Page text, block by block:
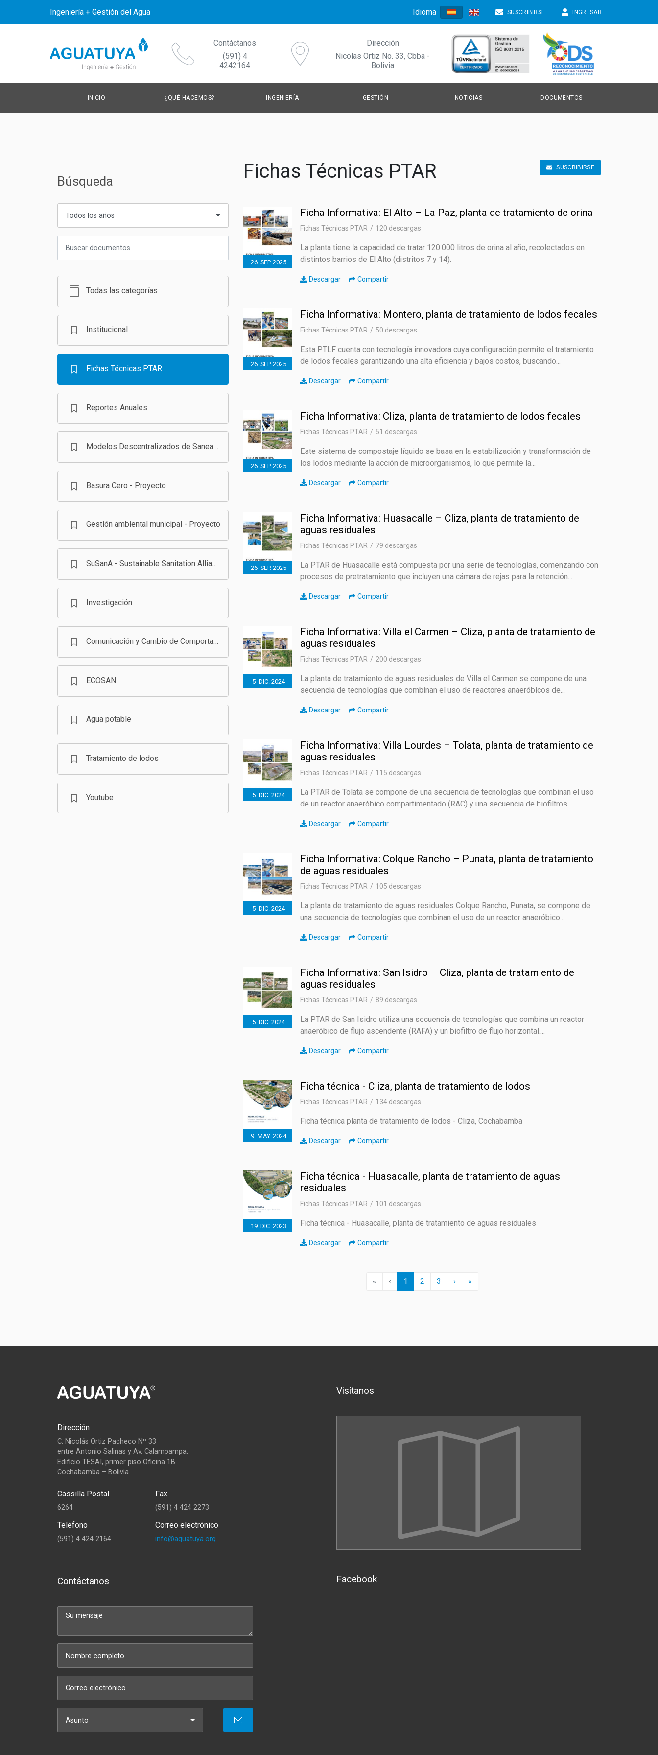
Ingeniería + Gestión del Agua Idioma SUSCRIBIRSE INGRESAR
Contáctanos
(591) 4
4242164
Dirección
Nicolas Ortiz No. 33, Cbba -
Bolivia
INICIO ¿QUÉ HACEMOS? INGENIERÍA
GESTIÓN DE RESIDUOS SÓLIDOS
ECO SAN
GESTIÓN NOTICIAS DOCUMENTOS
Búsqueda
Todos los años
Todas las categorías
Institucional
Fichas Técnicas PTAR
Reportes Anuales
Modelos Descentralizados de Saneamiento en Bolivia - Programa
Basura Cero - Proyecto
Gestión ambiental municipal - Proyecto
SuSanA - Sustainable Sanitation Alliance
Investigación
Comunicación y Cambio de Comportamiento
ECOSAN
Agua potable
Tratamiento de lodos
Youtube
Fichas Técnicas PTAR SUSCRIBIRSE
26 SEP. 2025
Ficha Informativa: El Alto – La Paz, planta de tratamiento de orina
Fichas Técnicas PTAR 120 descargas
La planta tiene la capacidad de tratar 120.000 litros de orina al año, recolectados en
distintos barrios de El Alto (distritos 7 y 14).
Descargar Compartir
26 SEP. 2025
Ficha Informativa: Montero, planta de tratamiento de lodos fecales
Fichas Técnicas PTAR 50 descargas
Esta PTLF cuenta con tecnología innovadora cuya configuración permite el tratamiento
de lodos fecales garantizando una alta eficiencia y bajos costos, buscando...
Descargar Compartir
26 SEP. 2025
Ficha Informativa: Cliza, planta de tratamiento de lodos fecales
Fichas Técnicas PTAR 51 descargas
Este sistema de compostaje líquido se basa en la estabilización y transformación de
los lodos mediante la acción de microorganismos, lo que permite la...
Descargar Compartir
26 SEP. 2025
Ficha Informativa: Huasacalle – Cliza, planta de tratamiento de
aguas residuales
Fichas Técnicas PTAR 79 descargas
La PTAR de Huasacalle está compuesta por una serie de tecnologías, comenzando con
procesos de pretratamiento que incluyen una cámara de rejas para la retención...
Descargar Compartir
5 DIC. 2024
Ficha Informativa: Villa el Carmen – Cliza, planta de tratamiento de
aguas residuales
Fichas Técnicas PTAR 200 descargas
La planta de tratamiento de aguas residuales de Villa el Carmen se compone de una
secuencia de tecnologías que combinan el uso de reactores anaeróbicos de...
Descargar Compartir
5 DIC. 2024
Ficha Informativa: Villa Lourdes – Tolata, planta de tratamiento de
aguas residuales
Fichas Técnicas PTAR 115 descargas
La PTAR de Tolata se compone de una secuencia de tecnologías que combinan el uso
de un reactor anaeróbico compartimentado (RAC) y una secuencia de biofiltros...
Descargar Compartir
5 DIC. 2024
Ficha Informativa: Colque Rancho – Punata, planta de tratamiento
de aguas residuales
Fichas Técnicas PTAR 105 descargas
La planta de tratamiento de aguas residuales Colque Rancho, Punata, se compone de
una secuencia de tecnologías que combinan el uso de un reactor anaeróbico...
Descargar Compartir
5 DIC. 2024
Ficha Informativa: San Isidro – Cliza, planta de tratamiento de
aguas residuales
Fichas Técnicas PTAR 89 descargas
La PTAR de San Isidro utiliza una secuencia de tecnologías que combina un reactor
anaeróbico de flujo ascendente (RAFA) y un biofiltro de flujo horizontal....
Descargar Compartir
9 MAY. 2024
Ficha técnica - Cliza, planta de tratamiento de lodos
Fichas Técnicas PTAR 134 descargas
Ficha técnica planta de tratamiento de lodos - Cliza, Cochabamba
Descargar Compartir
19 DIC. 2023
Ficha técnica - Huasacalle, planta de tratamiento de aguas
residuales
Fichas Técnicas PTAR 101 descargas
Ficha técnica - Huasacalle, planta de tratamiento de aguas residuales
Descargar Compartir
«First‹Previous
1 (current)
2 3 ›Next
»Last
Dirección
C. Nicolás Ortiz Pacheco Nº 33
entre Antonio Salinas y Av. Calampampa.
Edificio TESAI, primer piso Oficina 1B
Cochabamba – Bolivia
Cassilla Postal
6264
Teléfono
(591) 4 424 2164
Fax
(591) 4 424 2273
Correo electrónico
info@aguatuya.org
Contáctanos
Asunto
Visítanos
Facebook